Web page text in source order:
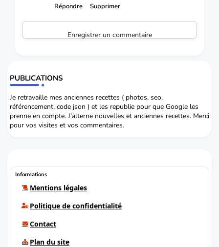
Répondre Supprimer
Enregistrer un commentaire
PUBLICATIONS
Je retravaille mes anciennes recettes ( photos, seo,
référencement, code json ) et les republie pour que Google les
prenne en compte. J'alterne nouvelles et anciennes recettes. Merci
pour vos visites et vos commentaires.
Informations
Mentions légales
Politique de confidentialité
Contact
Plan du site